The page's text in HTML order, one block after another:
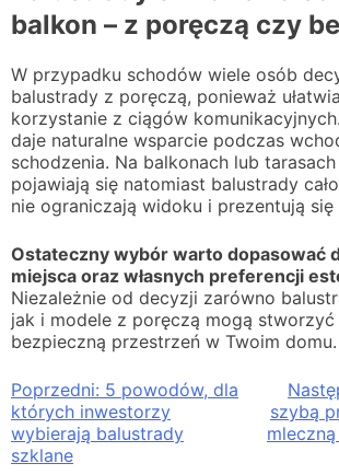
balkon – z poręczą czy
W przypadku schodów wiele osób
balustrady z poręczą, ponieważ
korzystanie z ciągów
daje naturalne wsparcie podczas
schodzenia. Na balkonach lub
pojawiają się natomiast balustrady
nie ograniczają widoku i prezentują
Ostateczny wybór warto dopasować
miejsca oraz własnych preferencji
Niezależnie od decyzji zarówno
jak i modele z poręczą mogą stworzyć
bezpieczną przestrzeń w Twoim domu.
Nawigacja
wpisu
Poprzedni: 5 powodów, dla
których inwestorzy
wybierają balustrady
szklane
szybą